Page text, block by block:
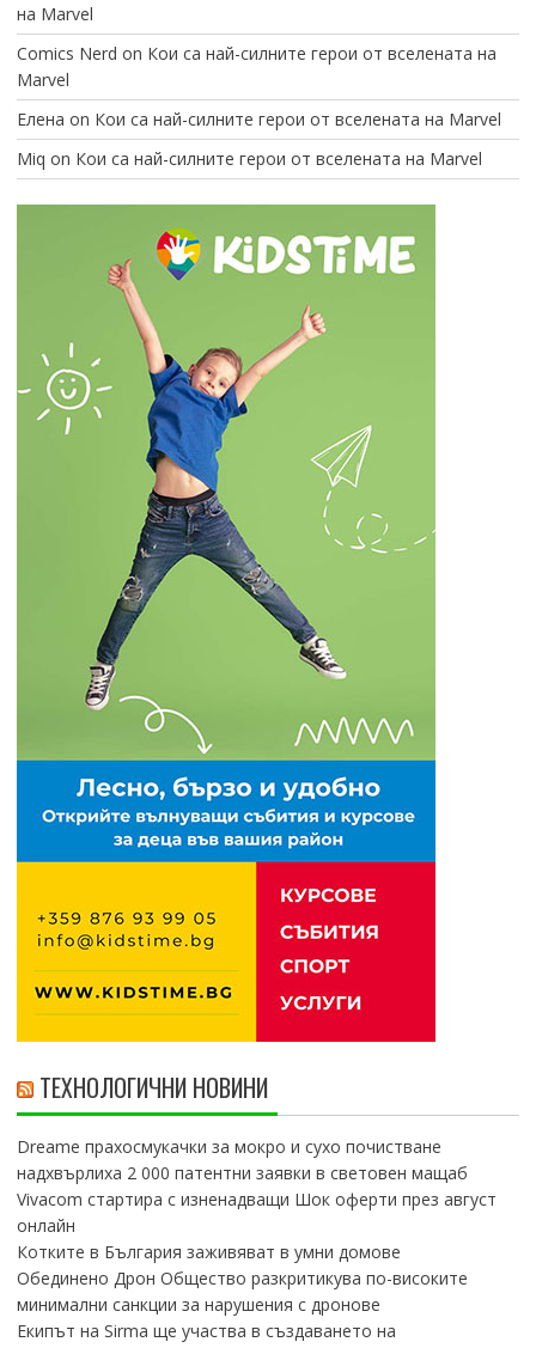
на Marvel
Comics Nerd on Кои са най-силните герои от вселената на
Marvel
Елена on Кои са най-силните герои от вселената на Marvel
Miq on Кои са най-силните герои от вселената на Marvel
ТЕХНОЛОГИЧНИ НОВИНИ
Dreame прахосмукачки за мокро и сухо почистване
надхвърлиха 2 000 патентни заявки в световен мащаб
Vivacom стартира с изненадващи Шок оферти през август
онлайн
Котките в България заживяват в умни домове
Обединено Дрон Общество разкритикува по-високите
минимални санкции за нарушения с дронове
Екипът на Sirma ще участва в създаването на